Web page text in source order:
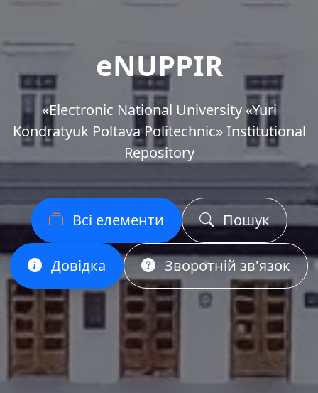
eNUPPIR
«Еlectronic National University «Yuri
Kondratyuk Poltava Politechnic» Institutional
Repository
Всі елементи Пошук
Довідка Зворотній зв'язок